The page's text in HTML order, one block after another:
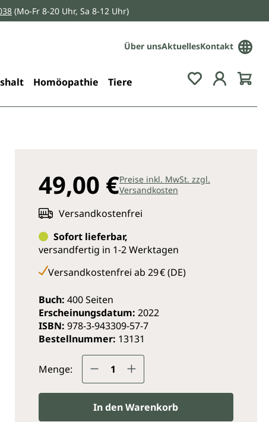
(Mo-Fr 8-20 Uhr, Sa 8-12 Uhr)
Über unsAktuellesKontakt
Homöopathie Tiere Du hast 0
49,00 €Preise inkl. MwSt. zzgl.
Versandkosten
Versandkostenfrei
Sofort lieferbar,
versandfertig in 1-2 Werktagen
Versandkostenfrei ab 29 € (DE)
Buch: 400 Seiten
Erscheinungsdatum: 2022
ISBN: 978-3-943309-57-7
Bestellnummer: 13131
Menge: Produkt Anzahl: Gib den
In den Warenkorb